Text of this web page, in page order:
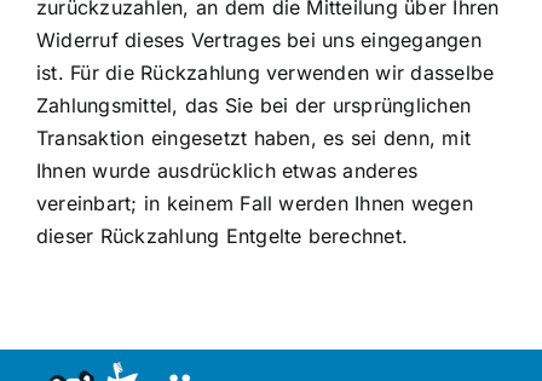
zurückzuzahlen, an dem die Mitteilung über Ihren
Widerruf dieses Vertrages bei uns eingegangen
ist. Für die Rückzahlung verwenden wir dasselbe
Zahlungsmittel, das Sie bei der ursprünglichen
Transaktion eingesetzt haben, es sei denn, mit
Ihnen wurde ausdrücklich etwas anderes
vereinbart; in keinem Fall werden Ihnen wegen
dieser Rückzahlung Entgelte berechnet.